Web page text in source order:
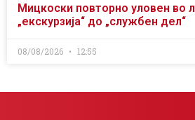
Мицкоски повторно уловен во
„екскурзија“ до „службен дел“
08/08/2026 12:55